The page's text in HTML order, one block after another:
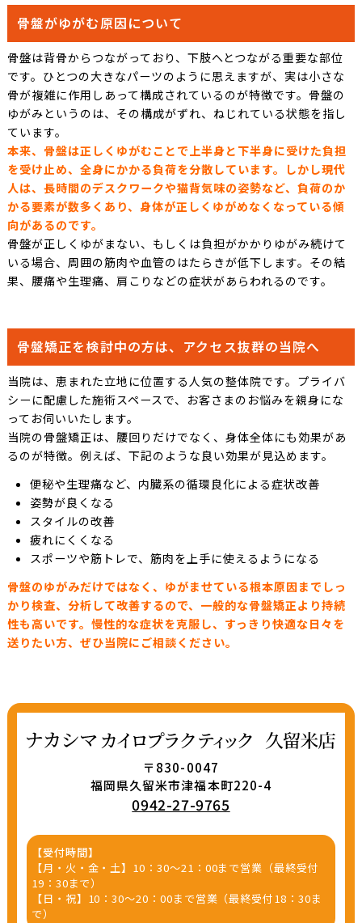
骨盤がゆがむ原因について
骨盤は背骨からつながっており、下肢へとつながる重要な部位
です。ひとつの大きなパーツのように思えますが、実は小さな
骨が複雑に作用しあって構成されているのが特徴です。骨盤の
ゆがみというのは、その構成がずれ、ねじれている状態を指し
ています。
本来、骨盤は正しくゆがむことで上半身と下半身に受けた負担
を受け止め、全身にかかる負荷を分散しています。しかし現代
人は、長時間のデスクワークや猫背気味の姿勢など、負荷のか
かる要素が数多くあり、身体が正しくゆがめなくなっている傾
向があるのです。
骨盤が正しくゆがまない、もしくは負担がかかりゆがみ続けて
いる場合、周囲の筋肉や血管のはたらきが低下します。その結
果、腰痛や生理痛、肩こりなどの症状があらわれるのです。
骨盤矯正を検討中の方は、アクセス抜群の当院へ
当院は、恵まれた立地に位置する人気の整体院です。プライバ
シーに配慮した施術スペースで、お客さまのお悩みを親身にな
ってお伺いいたします。
当院の骨盤矯正は、腰回りだけでなく、身体全体にも効果があ
るのが特徴。例えば、下記のような良い効果が見込めます。
便秘や生理痛など、内臓系の循環良化による症状改善
姿勢が良くなる
スタイルの改善
疲れにくくなる
スポーツや筋トレで、筋肉を上手に使えるようになる
骨盤のゆがみだけではなく、ゆがませている根本原因までしっ
かり検査、分析して改善するので、一般的な骨盤矯正より持続
性も高いです。慢性的な症状を克服し、すっきり快適な日々を
送りたい方、ぜひ当院にご相談ください。
〒830-0047
福岡県久留米市津福本町220-4
0942-27-9765
【受付時間】
【月・火・金・土】10：30～21：00まで営業（最終受付
19：30まで）
【日・祝】10：30～20：00まで営業（最終受付18：30ま
で）